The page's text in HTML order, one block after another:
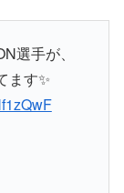
選手が、
ます✨